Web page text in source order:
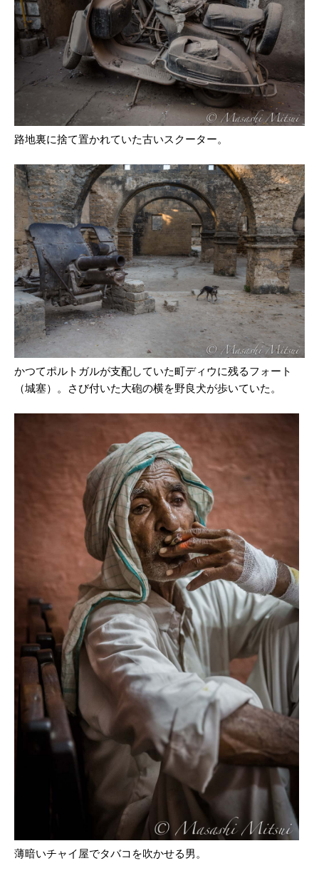
路地裏に捨て置かれていた古いスクーター。
かつてポルトガルが支配していた町ディウに残るフォート
（城塞）。さび付いた大砲の横を野良犬が歩いていた。
薄暗いチャイ屋でタバコを吹かせる男。